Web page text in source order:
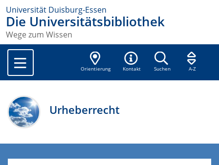
Universität Duisburg-Essen
Die Universitätsbibliothek
Wege zum Wissen
Orientierung Kontakt Suchen A-Z
Urheberrecht